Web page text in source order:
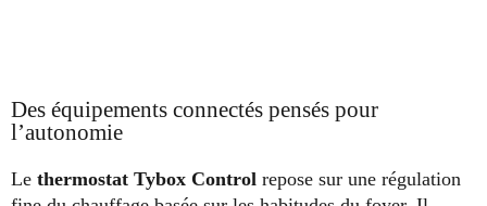
Des équipements connectés pensés pour
l’autonomie
Le thermostat Tybox Control repose sur une régulation